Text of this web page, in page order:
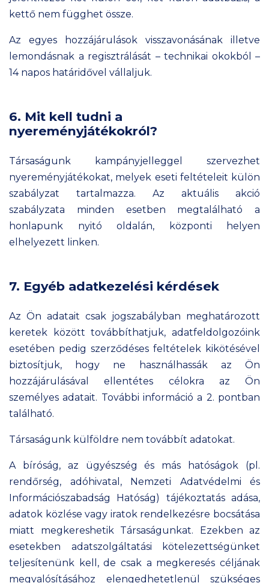
kettő nem függhet össze.
Az egyes hozzájárulások visszavonásának illetve
lemondásnak a regisztrálását – technikai okokból –
14 napos határidővel vállaljuk.
6. Mit kell tudni a
nyereményjátékokról?
Társaságunk kampányjelleggel szervezhet
nyereményjátékokat, melyek eseti feltételeit külön
szabályzat tartalmazza. Az aktuális akció
szabályzata minden esetben megtalálható a
honlapunk nyitó oldalán, központi helyen
elhelyezett linken.
7. Egyéb adatkezelési kérdések
Az Ön adatait csak jogszabályban meghatározott
keretek között továbbíthatjuk, adatfeldolgozóink
esetében pedig szerződéses feltételek kikötésével
biztosítjuk, hogy ne használhassák az Ön
hozzájárulásával ellentétes célokra az Ön
személyes adatait. További információ a 2. pontban
található.
Társaságunk külföldre nem továbbít adatokat.
A bíróság, az ügyészség és más hatóságok (pl.
rendőrség, adóhivatal, Nemzeti Adatvédelmi és
Információszabadság Hatóság) tájékoztatás adása,
adatok közlése vagy iratok rendelkezésre bocsátása
miatt megkereshetik Társaságunkat. Ezekben az
esetekben adatszolgáltatási kötelezettségünket
teljesítenünk kell, de csak a megkeresés céljának
megvalósításához elengedhetetlenül szükséges